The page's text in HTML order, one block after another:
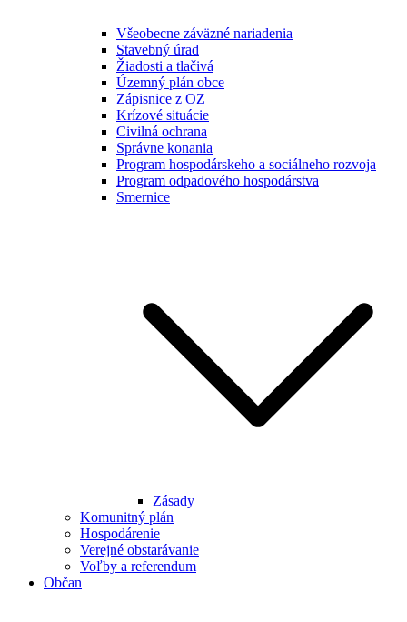
Všeobecne záväzné nariadenia
Stavebný úrad
Žiadosti a tlačivá
Územný plán obce
Zápisnice z OZ
Krízové situácie
Civilná ochrana
Správne konania
Program hospodárskeho a sociálneho rozvoja
Program odpadového hospodárstva
Smernice
Zásady
Komunitný plán
Hospodárenie
Verejné obstarávanie
Voľby a referendum
Občan